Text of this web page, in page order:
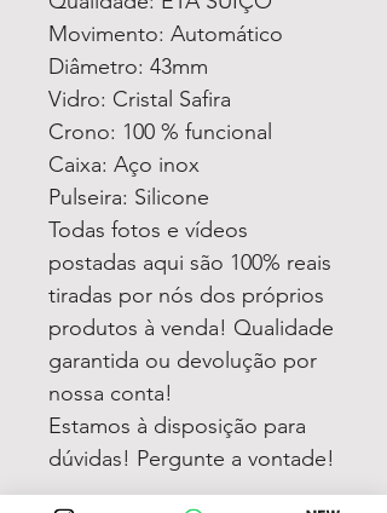
Movimento: Automático
Diâmetro: 43mm
Vidro: Cristal Safira
Crono: 100 % funcional
Caixa: Aço inox
Pulseira: Silicone
Todas fotos e vídeos
postadas aqui são 100% reais
tiradas por nós dos próprios
produtos à venda! Qualidade
garantida ou devolução por
nossa conta!
Estamos à disposição para
dúvidas! Pergunte a vontade!